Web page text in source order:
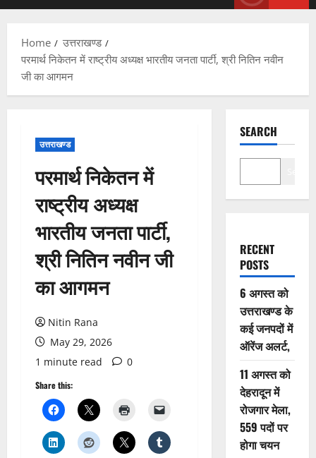
Home
उत्तराखण्ड
परमार्थ निकेतन में राष्ट्रीय अध्यक्ष भारतीय जनता पार्टी, श्री नितिन नवीन
जी का आगमन
उत्तराखण्ड
परमार्थ निकेतन में
राष्ट्रीय अध्यक्ष
भारतीय जनता पार्टी,
श्री नितिन नवीन जी
का आगमन
Nitin Rana
May 29, 2026
1 minute read
0
Share this:
SEARCH
RECENT
POSTS
6 अगस्त को
उत्तराखण्ड के
कई जनपदों में
ऑरेंज अलर्ट,
11 अगस्त को
देहरादून में
रोजगार मेला,
559 पदों पर
होगा चयन